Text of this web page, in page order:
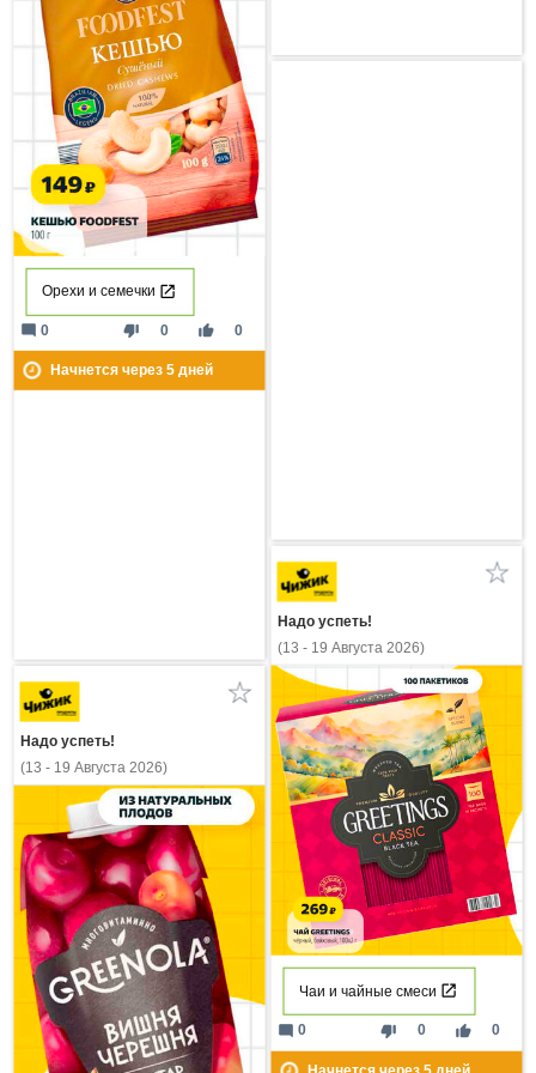
Орехи и семечки
thumb_down 0 thumb_up 0
mode_comment 0
Начнется через 5дней
Надо успеть!
(13 - 19 Августа 2026)
Чаи и чайные смеси
thumb_down 0 thumb_up 0
mode_comment 0
Надо успеть!
(13 - 19 Августа 2026)